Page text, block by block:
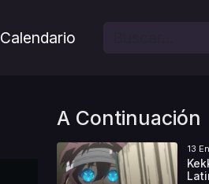
Calendario
A Continuación
13